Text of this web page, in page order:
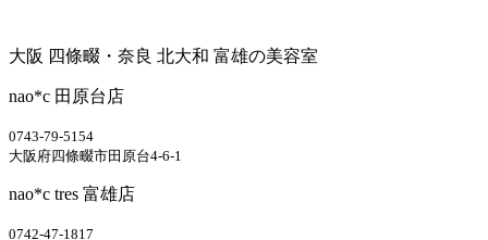
大阪 四條畷・奈良 北大和 富雄の美容室
nao*c 田原台店
0743-79-5154
大阪府四條畷市田原台4-6-1
nao*c tres 富雄店
0742-47-1817